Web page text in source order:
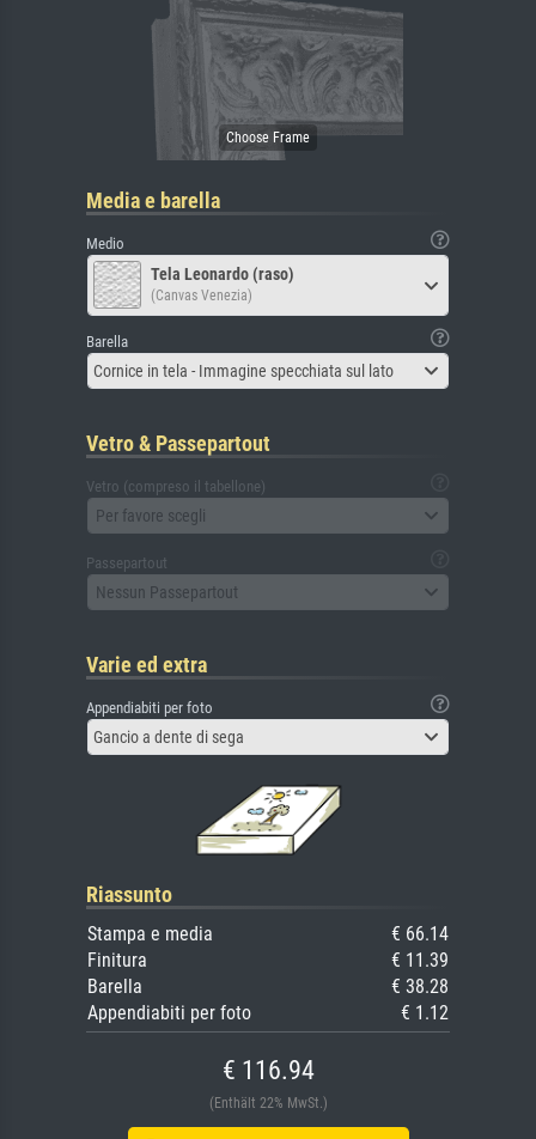
Media e barella
Medio
Tela Leonardo (raso)
(Canvas Venezia)
Barella
Cornice in tela - Immagine specchiata sul lato
Vetro & Passepartout
Vetro (compreso il tabellone)
Per favore scegli
Passepartout
Nessun Passepartout
Varie ed extra
Appendiabiti per foto
Gancio a dente di sega
Riassunto
Stampa e media
€ 66.14
Finitura
€ 11.39
Barella
€ 38.28
Appendiabiti per foto
€ 1.12
€ 116.94
(Enthält 22% MwSt.)